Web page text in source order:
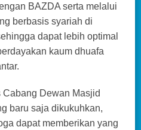
BAZDA serta melalui
berbasis syariah di
dapat lebih optimal
kaum dhuafa
Dewan Masjid
baru saja dikukuhkan,
dapat memberikan yang